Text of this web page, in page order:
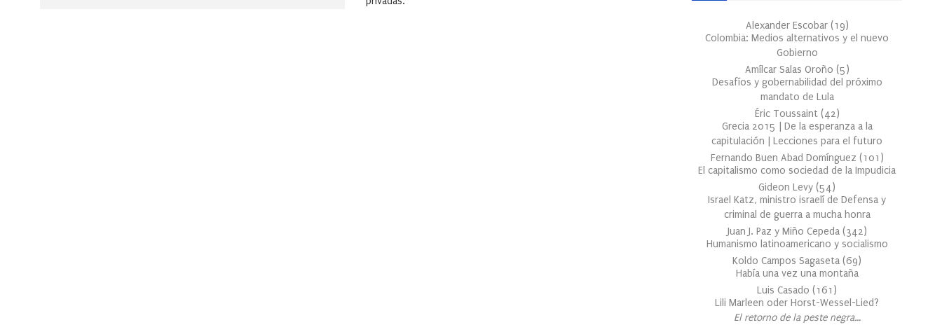
Alexander Escobar (19)
Colombia: Medios alternativos y el nuevo
Gobierno
Amílcar Salas Oroño (5)
Desafíos y gobernabilidad del próximo
mandato de Lula
Éric Toussaint (42)
Grecia 2015 | De la esperanza a la
capitulación | Lecciones para el futuro
Fernando Buen Abad Domínguez (101 )
El capitalismo como sociedad de la Impudicia
Gideon Levy (54)
Israel Katz, ministro israelí de Defensa y
criminal de guerra a mucha honra
Juan J. Paz y Miño Cepeda (342)
Humanismo latinoamericano y socialismo
Koldo Campos Sagaseta (69)
Había una vez una montaña
Luis Casado (161 )
Lili Marleen oder Horst-Wessel-Lied?
El retorno de la peste negra…